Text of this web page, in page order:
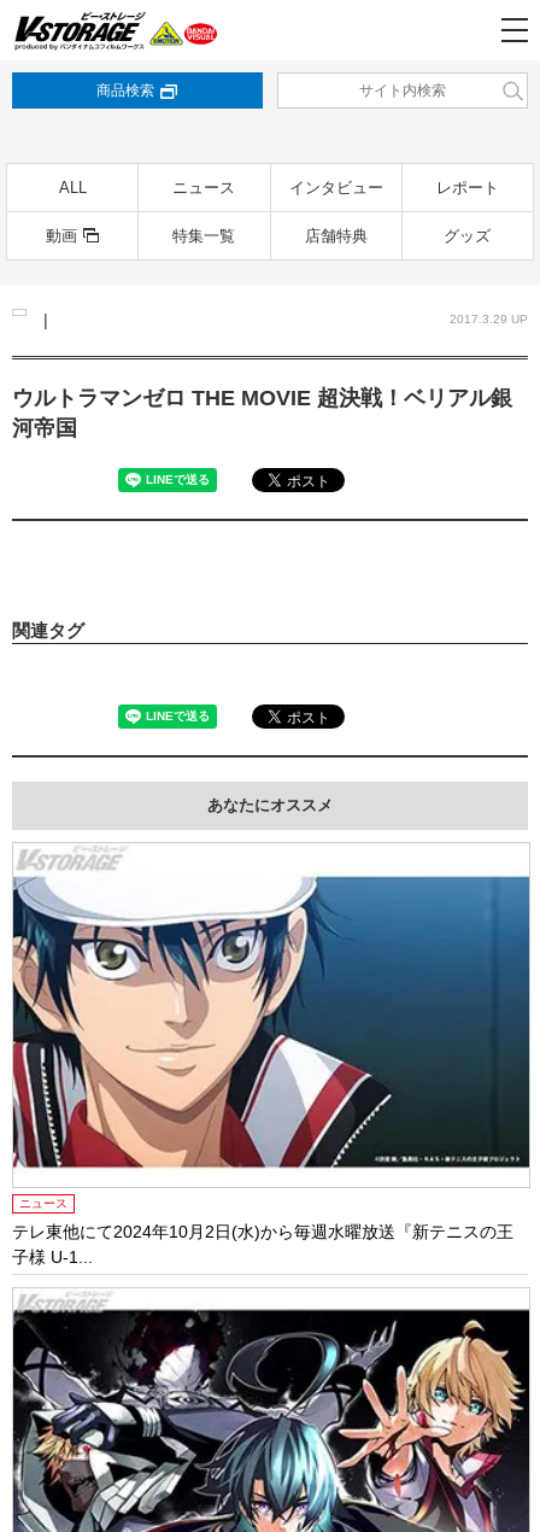
商品検索
ALL ニュース インタビュー レポート
動画 特集一覧 店舗特典 グッズ
| 2017.3.29 UP
ウルトラマンゼロ THE MOVIE 超決戦！ベリアル銀
河帝国
関連タグ
あなたにオススメ
ニュース
テレ東他にて2024年10⽉2⽇(⽔)から毎週⽔曜放送『新テニスの王
⼦様 U-1...